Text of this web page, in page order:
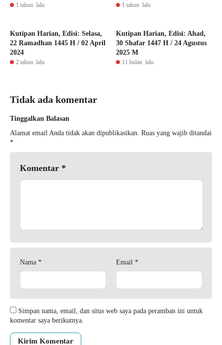
1 tahun lalu 1 tahun lalu
Kutipan Harian, Edisi: Selasa,
22 Ramadhan 1445 H / 02 April
2024
2 tahun lalu
Kutipan Harian, Edisi: Ahad,
30 Shafar 1447 H / 24 Agustus
2025 M
11 bulan lalu
Tidak ada komentar
Tinggalkan Balasan
Alamat email Anda tidak akan dipublikasikan. Ruas yang wajib ditandai
*
Komentar *
Nama * Email *
Simpan nama, email, dan situs web saya pada peramban ini untuk
komentar saya berikutnya.